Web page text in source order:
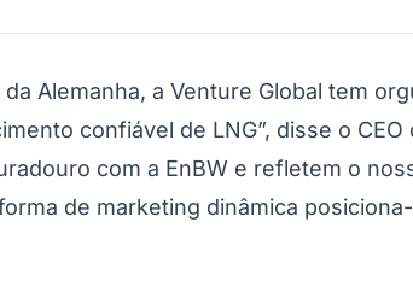
Alemanha, a Venture Global tem
confiável de LNG”, disse o
com a EnBW e refletem o
de marketing dinâmica